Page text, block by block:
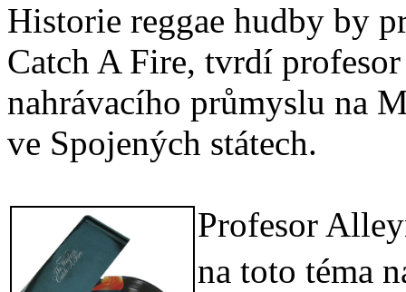
Historie reggae hudby by
Catch A Fire, tvrdí
nahrávacího průmyslu na
ve Spojených státech.
Profesor
na toto téma